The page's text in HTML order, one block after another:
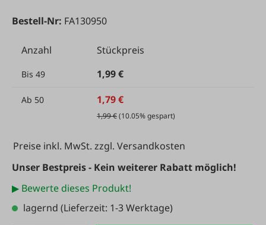
Bestell-Nr: FA130950
Anzahl Stückpreis
Bis 49 1,99 €
Ab 50 1,79 €
1,99 €(10.05% gespart)
Preise inkl. MwSt. zzgl. Versandkosten
Unser Bestpreis - Kein weiterer Rabatt möglich!
▶ Bewerte dieses Produkt!
lagernd (Lieferzeit: 1-3 Werktage)